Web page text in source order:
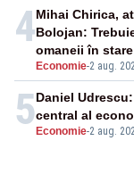
4
Economie-2 aug.
Mihai Chirica,
Bolojan:
omaneii în
5 Economie-2 aug.
Daniel
central al